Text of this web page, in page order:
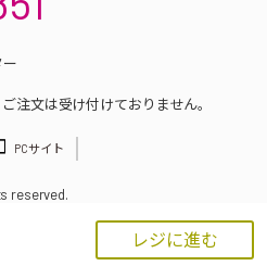
レジに進む
注文は受け付けておりません。
PCサイト
reserved.